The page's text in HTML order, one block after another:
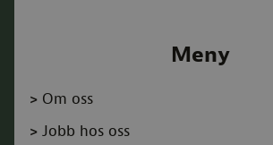
Meny
> Om oss
> Jobb hos oss